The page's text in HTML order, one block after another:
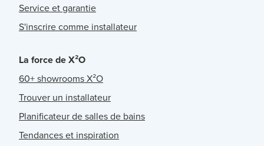
Service et garantie
S'inscrire comme installateur
La force de X²O
60+ showrooms X²O
Trouver un installateur
Planificateur de salles de bains
Tendances et inspiration